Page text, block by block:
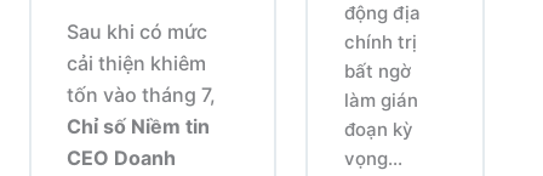
động địa
chính trị
bất ngờ
làm gián
đoạn kỳ
vọng...
Sau khi có mức
cải thiện khiêm
tốn vào tháng 7,
Chỉ số Niềm tin
CEO Doanh